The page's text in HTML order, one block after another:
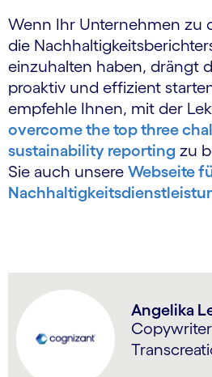
Wenn Ihr Unternehmen zu
die
einzuhalten haben, drängt
proaktiv und effizient
empfehle Ihnen, mit der
overcome the top three
sustainability reporting zu
Sie auch unsere Webseite
Angelika